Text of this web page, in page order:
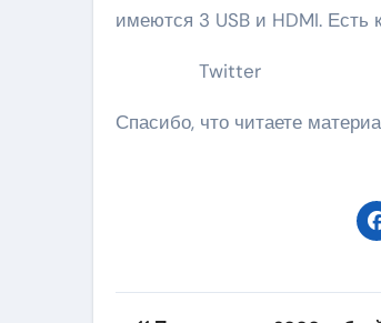
имеются 3 USB и HDMI.
Twitter
Спасибо, что читаете
Навигация